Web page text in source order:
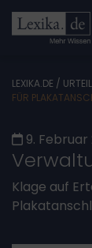
LEXIKA.DE /
FÜR
9. Februar
Klage auf